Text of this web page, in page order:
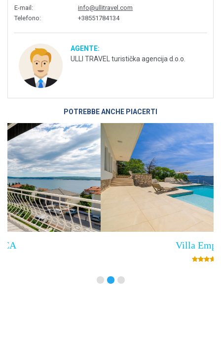
E-mail :
info@ullitravel.com
Telefono: +38551784134
AGENTE:
ULLI TRAVEL turistička agencija d.o.o.
POTREBBE ANCHE PIACERTI